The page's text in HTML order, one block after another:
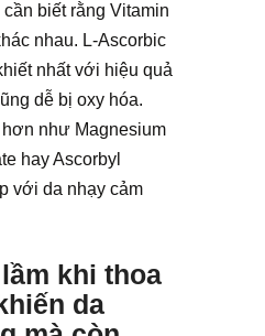
cần biết rằng Vitamin
nhau. L-Ascorbic
nhất với hiệu quả
dễ bị oxy hóa.
như Magnesium
hay Ascorbyl
với da nhạy cảm
khi thoa
da